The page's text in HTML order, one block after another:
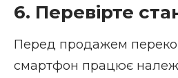
6. Перевірте
Перед продажем
смартфон працює